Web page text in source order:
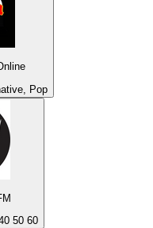
Pop
50 60